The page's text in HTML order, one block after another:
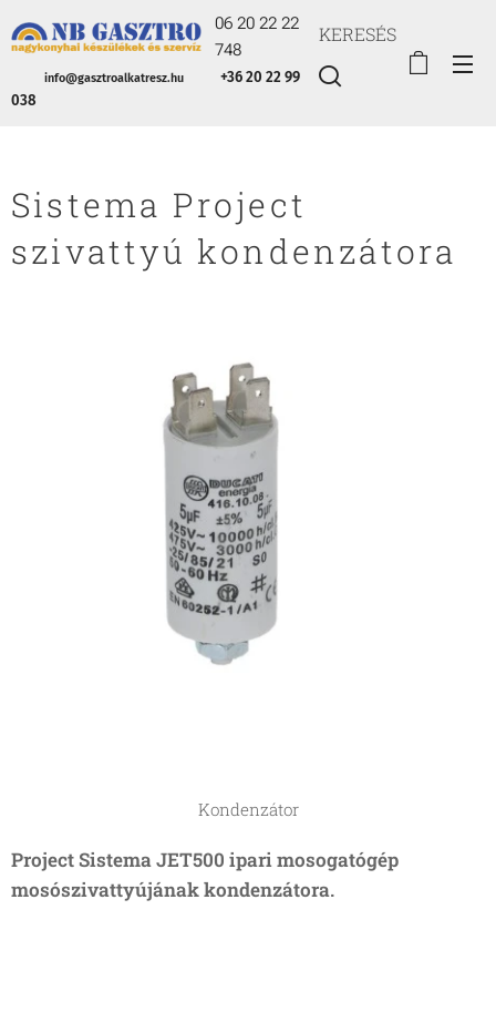
06 20 22 22
748
info@gasztroalkatresz.hu
+36 20 22 99
038
KERESÉS
Sistema Project
szivattyú kondenzátora
Kondenzátor
Project Sistema JET500 ipari mosogatógép
mosószivattyújának kondenzátora.